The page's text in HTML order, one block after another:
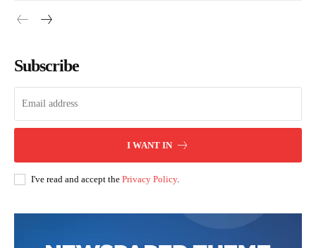
Subscribe
I WANT IN
I've read and accept the Privacy Policy.